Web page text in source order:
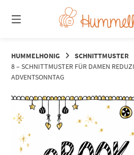
zum
Inhalt
HUMMELHONIG
SCHNITTMUSTER
8 – SCHNITTMUSTER FÜR DAMEN
ADVENTSONNTAG